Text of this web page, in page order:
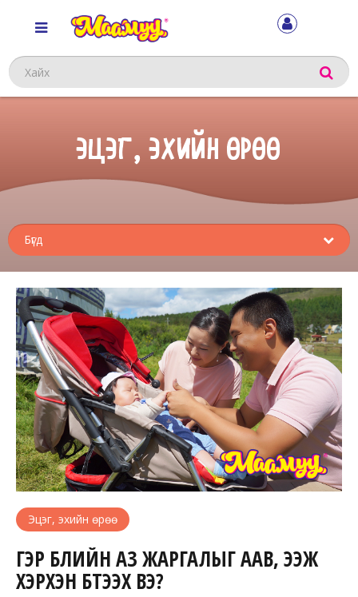
Хайх
ЭЦЭГ, ЭХИЙН ӨРӨӨ
Эцэг, эхийн өрөө
ГЭР БҮЛИЙН АЗ ЖАРГАЛЫГ ААВ, ЭЭЖ
ХЭРХЭН БҮТЭЭХ ВЭ?